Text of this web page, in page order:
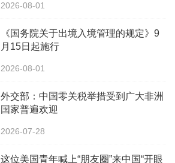
2026-08-01
《国务院关于出境入境管理的规定》9
月15日起施行
2026-08-01
外交部：中国零关税举措受到广大非洲
国家普遍欢迎
2026-07-28
这位美国青年喊上“朋友圈”来中国“开眼